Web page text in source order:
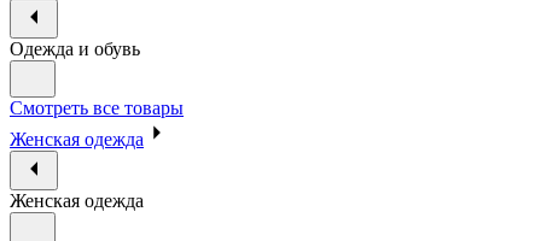
Одежда и обувь
Смотреть все товары
Женская одежда
Женская одежда